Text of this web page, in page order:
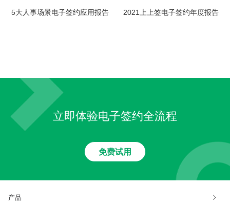
5大人事场景电子签约应用报告 2021上上签电子签约年度报告
立即体验电子签约全流程
免费试用
产品